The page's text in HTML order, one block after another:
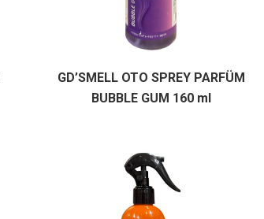
GD’SMELL OTO SPREY PARFÜM
BUBBLE GUM 160 ml